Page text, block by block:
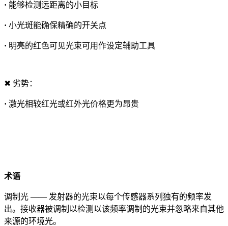
· 能够检测远距离的小目标
· 小光斑能确保精确的开关点
· 明亮的红色可见光束可用作设定辅助工具
✖ 劣势：
· 激光相较红光或红外光价格更为昂贵
术语
调制光 —— 发射器的光束以每个传感器系列独有的频率发
出。接收器被调制以检测以该频率调制的光束并忽略来自其他
来源的环境光。